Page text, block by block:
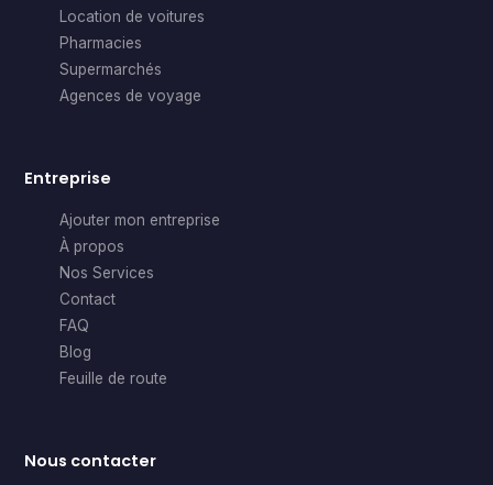
Location de voitures
Pharmacies
Supermarchés
Agences de voyage
Entreprise
Ajouter mon entreprise
À propos
Nos Services
Contact
FAQ
Blog
Feuille de route
Nous contacter